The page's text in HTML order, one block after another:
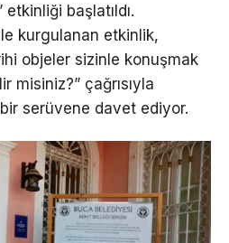
etkinliği başlatıldı.
kurgulanan etkinlik,
objeler sizinle konuşmak
misiniz?” çağrısıyla
serüvene davet ediyor.